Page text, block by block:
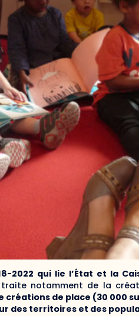
2022 qui lie l’État et la
notamment de la
créations de place (30 000
des territoires et des